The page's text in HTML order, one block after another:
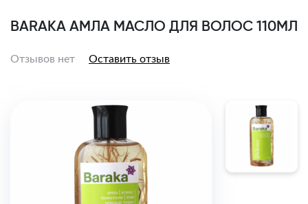
BARAKA АМЛА МАСЛО ДЛЯ ВОЛОС 110МЛ
Отзывов нет Оставить отзыв